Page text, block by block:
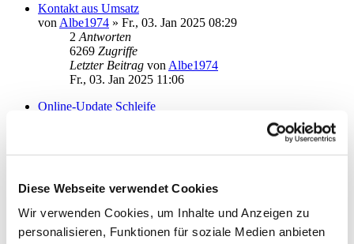
Diese Webseite verwendet Cookies
Wir verwenden Cookies, um Inhalte und Anzeigen zu
personalisieren, Funktionen für soziale Medien anbieten
Kontakt aus Umsatz
von Albe1974 » Fr., 03. Jan 2025 08:29
2 Antworten
6269 Zugriffe
Letzter Beitrag von Albe1974
Fr., 03. Jan 2025 11:06
Online-Update Schleife
vonrhaeusler»Mo., 08. Jul 2024 13:53
3Antworten